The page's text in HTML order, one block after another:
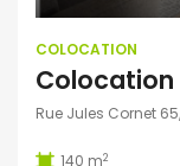
COLOCATION
Colocation
Rue Jules Cornet
140 m2